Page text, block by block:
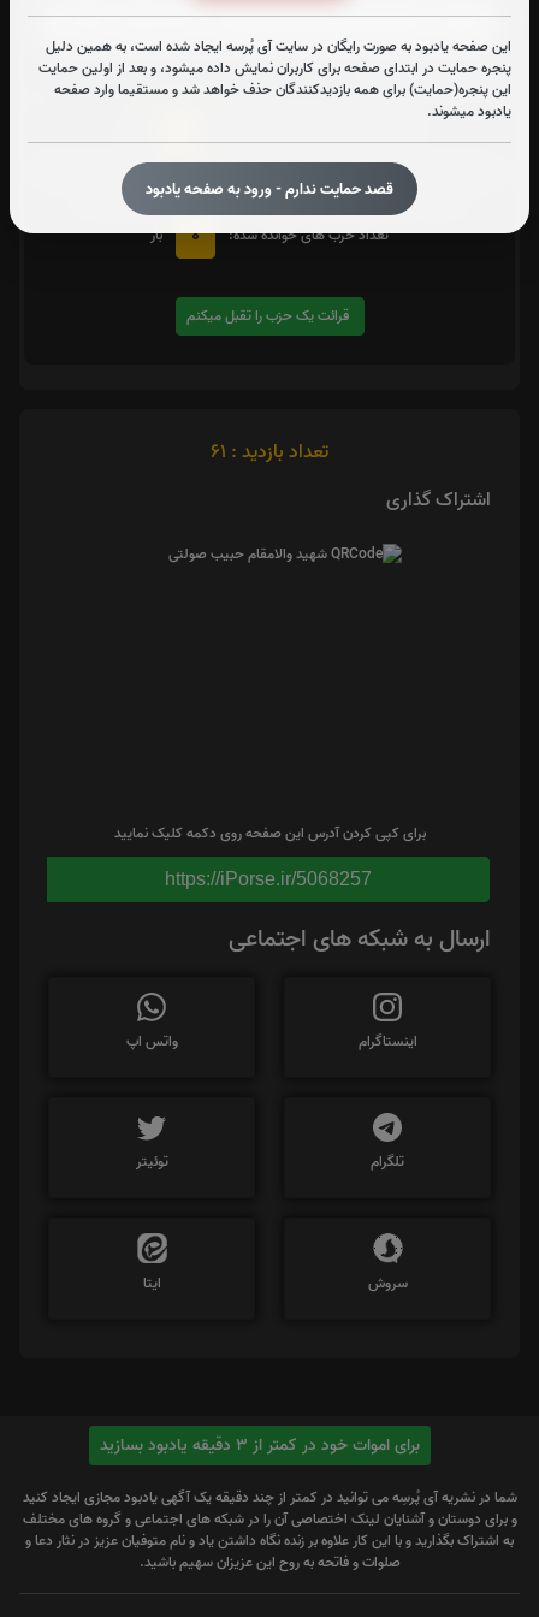
این صفحه یادبود به صورت رایگان در سایت آی پُرسه ایجاد شده است، به همین دلیل
پنجره حمایت در ابتدای صفحه برای کاربران نمایش داده میشود، و بعد از اولین حمایت
این پنجره(حمایت) برای همه بازدیدکنندگان حذف خواهد شد و مستقیما وارد صفحه
یادبود میشوند.
قصد حمایت ندارم - ورود به صفحه یادبود
متن زیارت شهدا
در صورت تمایل با کلیک بر روی دکمه زیر قرائتیک حزبرا تقبل کنید. بعد از کلیک
کردن سامانه شماره و صوت اولین حزب خوانده نشده را نمایش میدهد
تعداد حزب های خوانده شده:
0 بار
قرائت یک حزب را تقبل میکنم
تعداد بازدید : 61
اشتراک گذاری
برای کپی کردن آدرس این صفحه روی دکمه کلیک نمایید
https://iPorse.ir/5068257
ارسال به شبکه های اجتماعی
اینستاگرام واتس اپ
تلگرام توئیتر
سروش ایتا
برای اموات خود در کمتر از 3 دقیقه یادبود بسازید
شما در نشریه آی پُرسِه می توانید در کمتر از چند دقیقه یک آگهی یادبود مجازی ایجاد کنید
و برای دوستان و آشنایان لینک اختصاصی آن را در شبکه های اجتماعی و گروه های مختلف
به اشتراک بگذارید و با این کار علاوه بر زنده نگاه داشتن یاد و نام متوفیان عزیز در نثار دعا و
صلوات و فاتحه به روح این عزیزان سهیم باشید.